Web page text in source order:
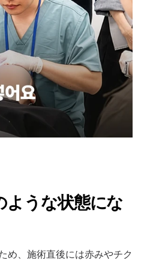
ような状態にな
め、施術直後には赤みやチク